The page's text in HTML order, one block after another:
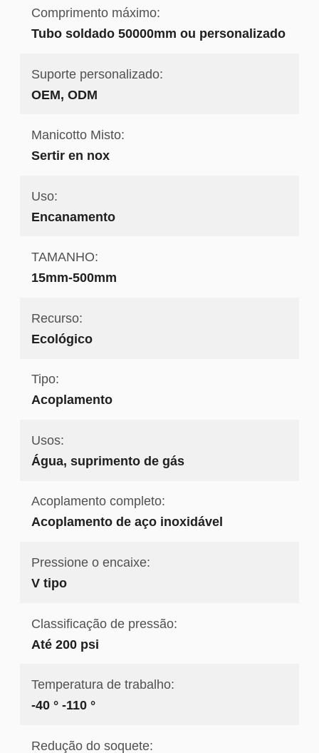
Comprimento máximo:
Tubo soldado 50000mm ou personalizado
Suporte personalizado:
OEM, ODM
Manicotto Misto:
Sertir en nox
Uso:
Encanamento
TAMANHO:
15mm-500mm
Recurso:
Ecológico
Tipo:
Acoplamento
Usos:
Água, suprimento de gás
Acoplamento completo:
Acoplamento de aço inoxidável
Pressione o encaixe:
V tipo
Classificação de pressão:
Até 200 psi
Temperatura de trabalho:
-40 ° -110 °
Redução do soquete: